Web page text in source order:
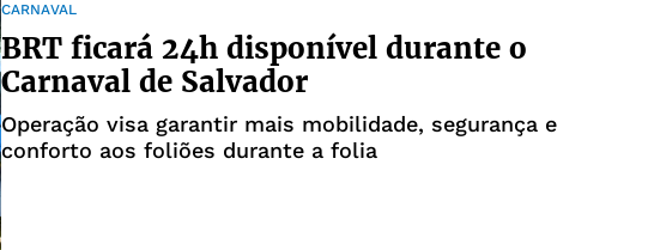
CARNAVAL
BRT ficará 24h disponível durante o
Carnaval de Salvador
Operação visa garantir mais mobilidade, segurança e
conforto aos foliões durante a folia